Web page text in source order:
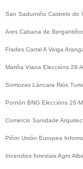
San Sadurniño Castrelo do
Ares Cabana de
Frades CarralA Veiga
Mariña Viana Eleccións 28-A
Somozas Láncara Riós
Pontón BNG Eleccións 26-M
Comercio Sanidade
Piñor Unión Europea
Incendios forestaisAgro